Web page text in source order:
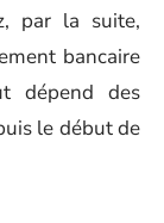
par la suite,
bancaire
dépend des
le début de